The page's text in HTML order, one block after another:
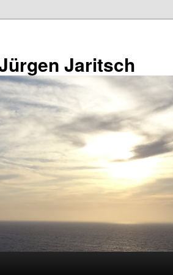
Jaritsch